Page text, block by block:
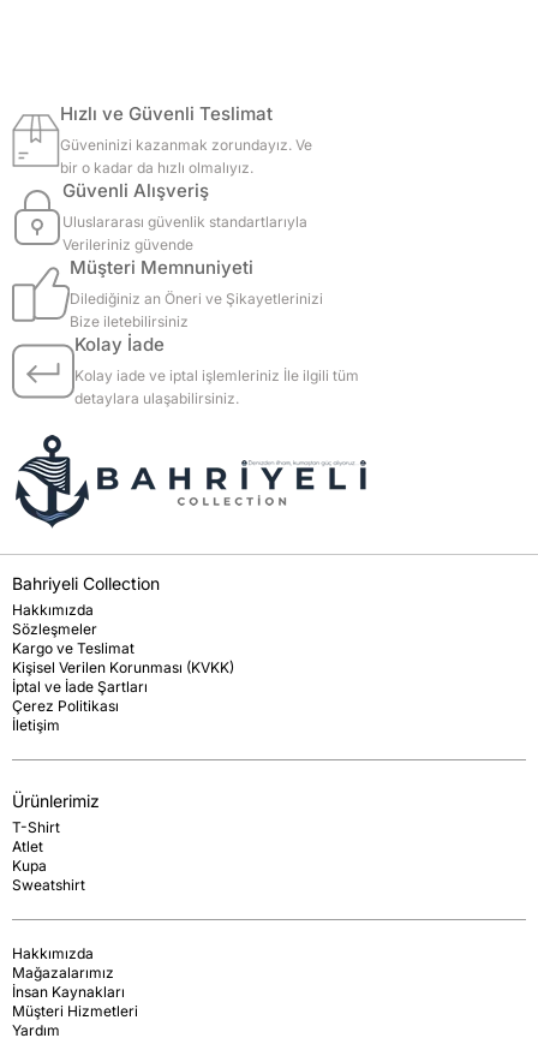
Hızlı ve Güvenli Teslimat
Güveninizi kazanmak zorundayız. Ve
bir o kadar da hızlı olmalıyız.
Güvenli Alışveriş
Uluslararası güvenlik standartlarıyla
Verileriniz güvende
Müşteri Memnuniyeti
Dilediğiniz an Öneri ve Şikayetlerinizi
Bize iletebilirsiniz
Kolay İade
Kolay iade ve iptal işlemleriniz İle ilgili tüm
detaylara ulaşabilirsiniz.
Bahriyeli Collection
Hakkımızda
Sözleşmeler
Kargo ve Teslimat
Kişisel Verilen Korunması (KVKK)
İptal ve İade Şartları
Çerez Politikası
İletişim
Ürünlerimiz
T-Shirt
Atlet
Kupa
Sweatshirt
Hakkımızda
Mağazalarımız
İnsan Kaynakları
Müşteri Hizmetleri
Yardım